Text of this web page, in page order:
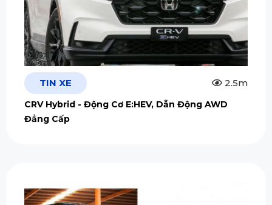
TIN XE 2.5m
CRV Hybrid - Động Cơ E:HEV, Dẫn Động AWD
Đẳng Cấp